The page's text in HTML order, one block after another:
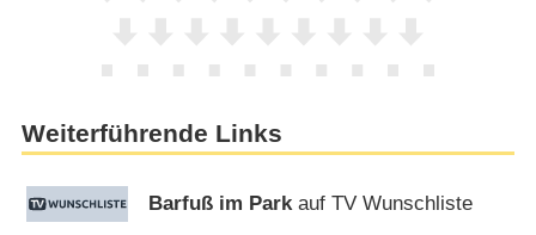
Weiterführende Links
Barfuß im Parkauf TV Wunschliste